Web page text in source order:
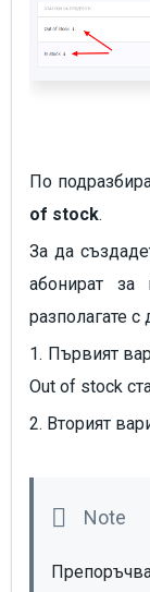
По
of stock.
За да
абонират за
разполагате с
1. Първият
Out of stock
2. Вторият